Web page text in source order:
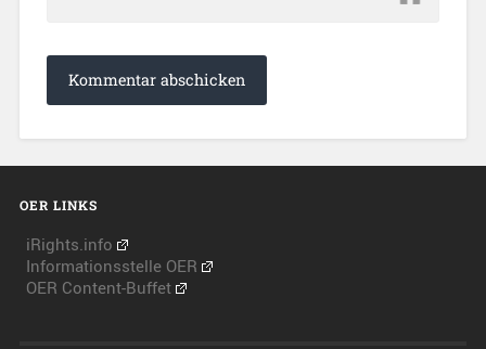
OER LINKS
iRights.info
Informationsstelle OER
OER Content-Buffet